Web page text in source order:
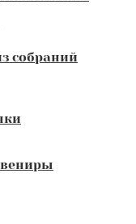
собраний